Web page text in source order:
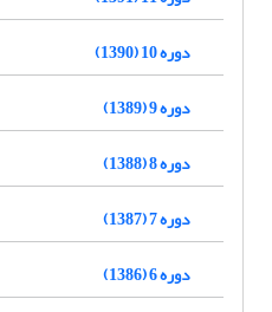
دوره 10 (1390)
دوره 9 (1389)
دوره 8 (1388)
دوره 7 (1387)
دوره 6 (1386)